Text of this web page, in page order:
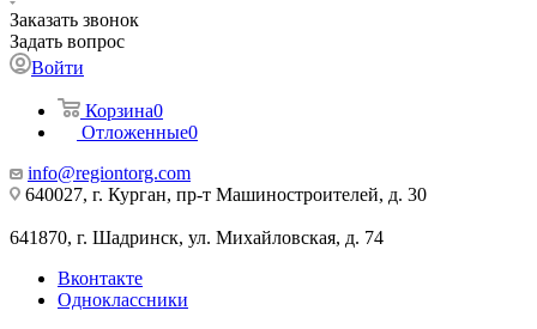
Заказать звонок
Задать вопрос
Войти
Корзина0
Отложенные0
info@regiontorg.com
640027, г. Курган, пр-т Машиностроителей, д. 30
641870, г. Шадринск, ул. Михайловская, д. 74
Вконтакте
Одноклассники